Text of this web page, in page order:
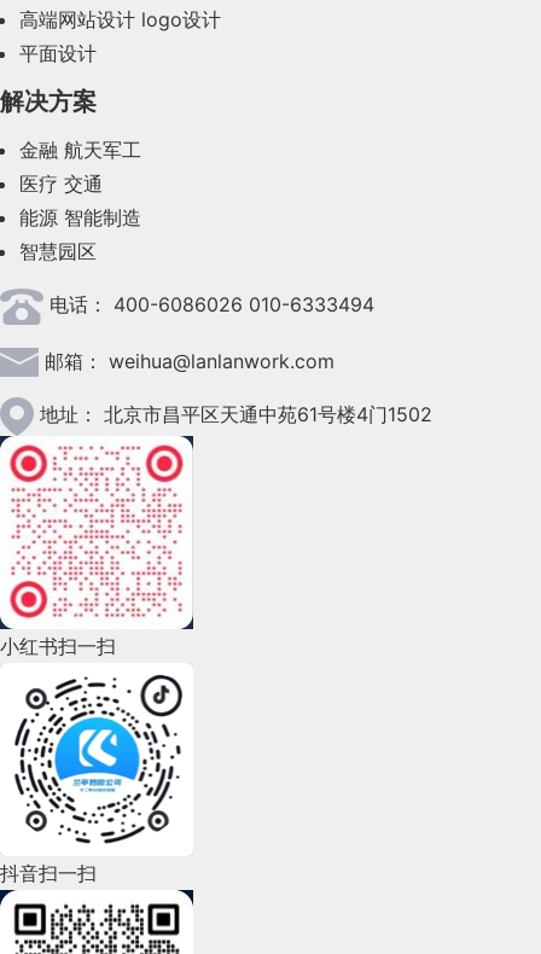
2023年8月(88)
2023年7月(62)
2023年6月(58)
2023年5月(28)
2023年4月(47)
2023年3月(37)
2023年2月(90)
2023年1月(78)
2022年12月(45)
2022年11月(69)
2022年10月(51)
2022年9月(135)
2022年8月(60)
2022年7月(111)
2022年6月(162)
2022年5月(143)
2022年4月(86)
2022年3月(119)
高端网站设计 logo设计
平面设计
解决方案
金融 航天军工
医疗 交通
能源 智能制造
智慧园区
电话： 400-6086026 010-6333494
邮箱： weihua@lanlanwork.com
地址： 北京市昌平区天通中苑61号楼4门1502
小红书扫一扫
抖音扫一扫